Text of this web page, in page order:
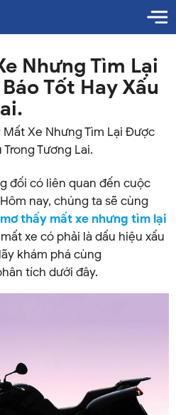
Nhưng Tìm Lại
Tốt Hay Xấu
Mất Xe Nhưng Tìm Lại Được
Tương Lai.
đối có liên quan đến cuộc
nay, chúng ta sẽ cùng
mơ thấy mất xe nhưng tìm lại
xe có phải là dấu hiệu xấu
khám phá cùng
tích dưới đây.